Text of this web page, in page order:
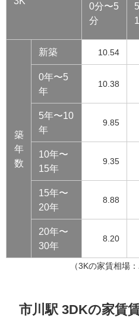
0分〜5
分
築
年
数
新築 10.54
0年〜5
年
10.38
5年〜10
年
9.85
10年〜
15年
9.35
15年〜
20年
8.88
20年〜
30年
8.20
（3Kの家賃相場
市川駅 3DKの家賃